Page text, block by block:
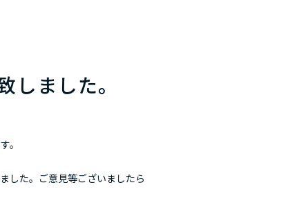
しました。
。
した。ご意見等ございましたら